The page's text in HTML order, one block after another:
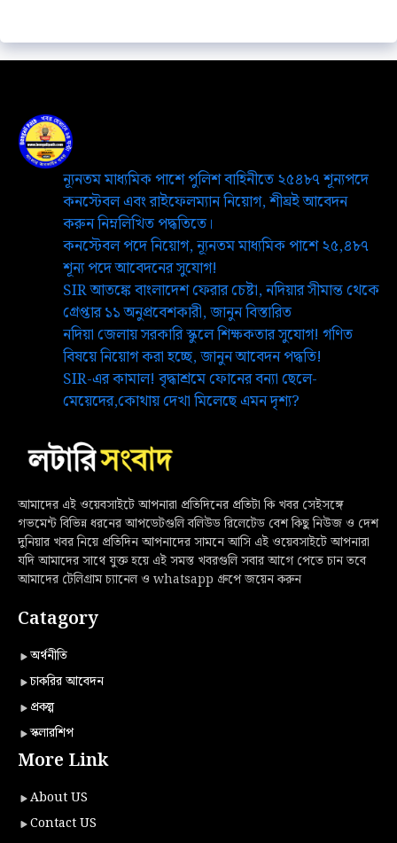
ন্যূনতম মাধ্যমিক পাশে পুলিশ বাহিনীতে ২৫৪৮৭ শূন্যপদে
কনস্টেবল এবং রাইফেলম্যান নিয়োগ, শীঘ্রই আবেদন
করুন নিম্নলিখিত পদ্ধতিতে।
কনস্টেবল পদে নিয়োগ, ন্যূনতম মাধ্যমিক পাশে ২৫,৪৮৭
শূন্য পদে আবেদনের সুযোগ!
SIR আতঙ্কে বাংলাদেশ ফেরার চেষ্টা, নদিয়ার সীমান্ত থেকে
গ্রেপ্তার ১১ অনুপ্রবেশকারী, জানুন বিস্তারিত
নদিয়া জেলায় সরকারি স্কুলে শিক্ষকতার সুযোগ! গণিত
বিষয়ে নিয়োগ করা হচ্ছে, জানুন আবেদন পদ্ধতি!
SIR-এর কামাল! বৃদ্ধাশ্রমে ফোনের বন্যা ছেলে-
মেয়েদের,কোথায় দেখা মিলেছে এমন দৃশ্য?
আমাদের এই ওয়েবসাইটে আপনারা প্রতিদিনের প্রতিটা কি খবর সেইসঙ্গে
গভমেন্ট বিভিন্ন ধরনের আপডেটগুলি বলিউড রিলেটেড বেশ কিছু নিউজ ও দেশ
দুনিয়ার খবর নিয়ে প্রতিদিন আপনাদের সামনে আসি এই ওয়েবসাইটে আপনারা
যদি আমাদের সাথে যুক্ত হয়ে এই সমস্ত খবরগুলি সবার আগে পেতে চান তবে
আমাদের টেলিগ্রাম চ্যানেল ও whatsapp গ্রুপে জয়েন করুন
Catagory
অর্থনীতি
চাকরির আবেদন
প্রকল্প
স্কলারশিপ
More Link
About US
Contact US